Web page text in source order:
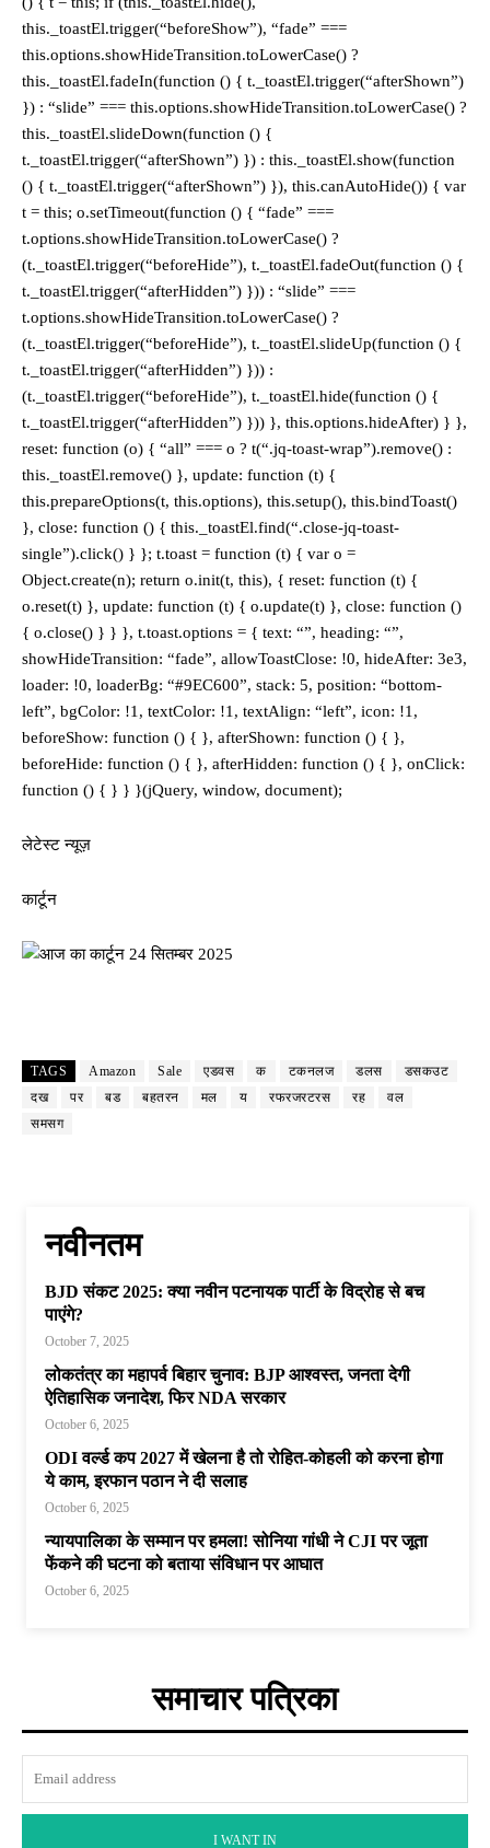
this._toastEl.trigger(“beforeShow”), “fade” ===
this.options.showHideTransition.toLowerCase() ?
this._toastEl.fadeIn(function () { t._toastEl.trigger(“afterShown”)
}) : “slide” === this.options.showHideTransition.toLowerCase() ?
this._toastEl.slideDown(function () {
t._toastEl.trigger(“afterShown”) }) : this._toastEl.show(function
() { t._toastEl.trigger(“afterShown”) }), this.canAutoHide()) { var
t = this; o.setTimeout(function () { “fade” ===
t.options.showHideTransition.toLowerCase() ?
(t._toastEl.trigger(“beforeHide”), t._toastEl.fadeOut(function () {
t._toastEl.trigger(“afterHidden”) })) : “slide” ===
t.options.showHideTransition.toLowerCase() ?
(t._toastEl.trigger(“beforeHide”), t._toastEl.slideUp(function () {
t._toastEl.trigger(“afterHidden”) })) :
(t._toastEl.trigger(“beforeHide”), t._toastEl.hide(function () {
t._toastEl.trigger(“afterHidden”) })) }, this.options.hideAfter) } },
reset: function (o) { “all” === o ? t(“.jq-toast-wrap”).remove() :
this._toastEl.remove() }, update: function (t) {
this.prepareOptions(t, this.options), this.setup(), this.bindToast()
}, close: function () { this._toastEl.find(“.close-jq-toast-
single”).click() } }; t.toast = function (t) { var o =
Object.create(n); return o.init(t, this), { reset: function (t) {
o.reset(t) }, update: function (t) { o.update(t) }, close: function ()
{ o.close() } } }, t.toast.options = { text: “”, heading: “”,
showHideTransition: “fade”, allowToastClose: !0, hideAfter: 3e3,
loader: !0, loaderBg: “#9EC600”, stack: 5, position: “bottom-
left”, bgColor: !1, textColor: !1, textAlign: “left”, icon: !1,
beforeShow: function () { }, afterShown: function () { },
beforeHide: function () { }, afterHidden: function () { }, onClick:
function () { } } }(jQuery, window, document);
लेटेस्ट न्यूज़
कार्टून
TAGS Amazon Sale एडवस क टकनलज डलस
डसकउट
दख
पर बड बहतरन मल य रफरजरटरस रह
वल
समसग
नवीनतम
BJD संकट 2025: क्या नवीन पटनायक पार्टी के विद्रोह से बच
पाएंगे?
October 7, 2025
लोकतंत्र का महापर्व बिहार चुनाव: BJP आश्वस्त, जनता देगी
ऐतिहासिक जनादेश, फिर NDA सरकार
October 6, 2025
ODI वर्ल्ड कप 2027 में खेलना है तो रोहित-कोहली को करना होगा
ये काम, इरफान पठान ने दी सलाह
October 6, 2025
न्यायपालिका के सम्मान पर हमला! सोनिया गांधी ने CJI पर जूता
फेंकने की घटना को बताया संविधान पर आघात
October 6, 2025
समाचार पत्रिका
I WANT IN